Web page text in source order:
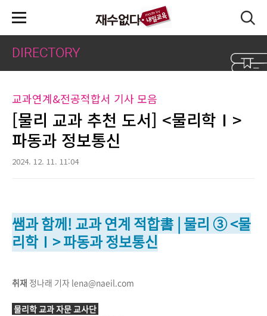
DIRECTORY
교과연계&전공적합서 기사 모음
[물리 교과 추천 도서] <물리학Ⅰ>
파동과 정보통신
2024. 12. 11. 11:04
쌤과 함께! 교과 연계 적합書 | 물리 ③ <물
리학Ⅰ> 파동과 정보통신
취재 정나래 기자 lena@naeil.com
물리학 교과 자문 교사단